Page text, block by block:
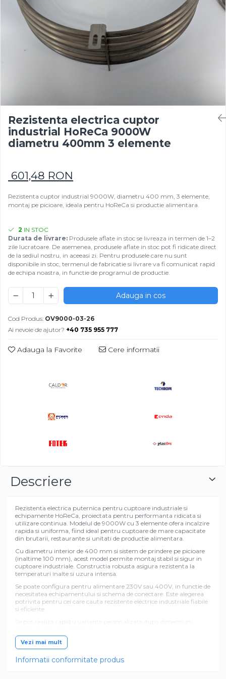
Rezistente electrice banda mica
Rezistente Ceramice
Rezistente electrice plate mica
Rezistentele tubulare flexibile
Rezistență microtubulară
Rezistente electrice tubulara
dreapt
Rezistenta cuptor
Rezistențe pentru mașini de
injecție
Rezistenta electrica cuptor
industrial HoReCa 9000W
diametru 400mm 3 elemente
601,48 RON
Rezistenta cuptor industrial 9000W, diametru 400 mm, 3 elemente,
montaj pe picioare, ideala pentru HoReCa si productie alimentara.
2 IN STOC
Durata de livrare: Produsele aflate in stoc se livreaza in termen de 1–2
zile lucratoare. De asemenea, produsele aflate in stoc pot fi ridicate direct
de la sediul nostru, in aceeasi zi. Pentru produsele care nu sunt
disponibile in stoc, termenul de fabricatie si livrare va fi comunicat rapid
de echipa noastra, in functie de programul de productie.
Adauga in cos
Cod Produs: OV9000-03-26
Ai nevoie de ajutor? +40 735 955 777
Adauga la Favorite Cere informatii
Descriere
Rezistenta electrica puternica pentru cuptoare industriale si
echipamente HoReCa, proiectata pentru performanta ridicata si
utilizare continua. Modelul de 9000W cu 3 elemente ofera incalzire
rapida si uniforma, fiind ideal pentru cuptoare de mare capacitate
din brutarii, restaurante si unitati de productie alimentara.
Cu diametru interior de 400 mm si sistem de prindere pe picioare
(inaltime 100 mm), acest model permite montaj stabil si sigur in
cuptoare industriale. Constructia robusta asigura rezistenta la
temperaturi inalte si uzura intensa.
Se poate configura pentru alimentare 230V sau 400V, in functie de
necesitatea echipamentului si schema de conectare. Este alegerea
potrivita pentru cei care cauta rezistente electrice industriale fiabile
si eficiente.
Vezi mai mult
Informatii conformitate produs